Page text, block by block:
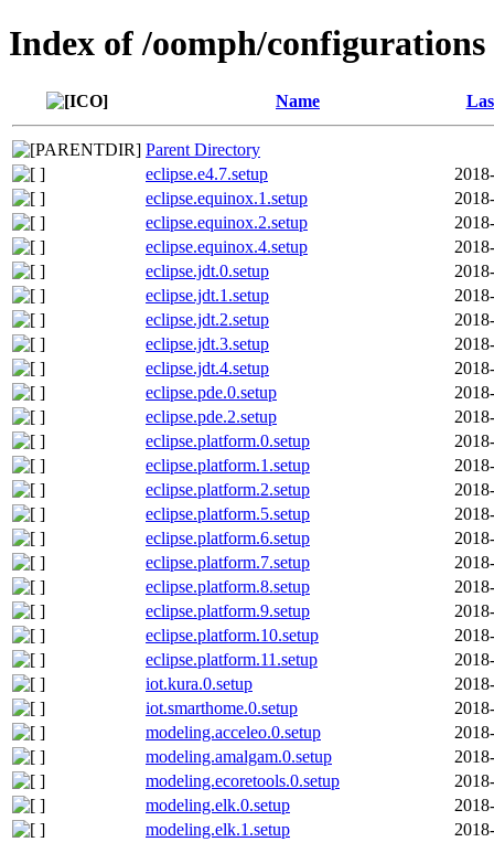
Index of /oomph/configurations
Name
Parent Directory
eclipse.e4.7.setup
eclipse.equinox.1.setup
eclipse.equinox.2.setup
eclipse.equinox.4.setup
eclipse.jdt.0.setup
eclipse.jdt.1.setup
eclipse.jdt.2.setup
eclipse.jdt.3.setup
eclipse.jdt.4.setup
eclipse.pde.0.setup
eclipse.pde.2.setup
eclipse.platform.0.setup
eclipse.platform.1.setup
eclipse.platform.2.setup
eclipse.platform.5.setup
eclipse.platform.6.setup
eclipse.platform.7.setup
eclipse.platform.8.setup
eclipse.platform.9.setup
eclipse.platform.10.setup
eclipse.platform.11.setup
iot.kura.0.setup
iot.smarthome.0.setup
modeling.acceleo.0.setup
modeling.amalgam.0.setup
modeling.ecoretools.0.setup
modeling.elk.0.setup
modeling.elk.1.setup